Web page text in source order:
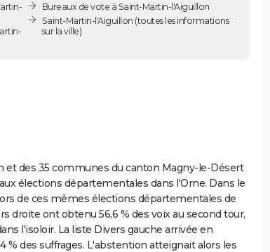
Bureaux de vote à Saint-Martin-l'Aiguillon
Saint-Martin-l'Aiguillon (toutes les informations
sur la ville)
et des 35 communes du canton Magny-le-Désert
élections départementales dans l'Orne. Dans le
de ces mêmes élections départementales de
droite ont obtenu 56,6 % des voix au second tour,
l'isoloir. La liste Divers gauche arrivée en
des suffrages. L'abstention atteignait alors les